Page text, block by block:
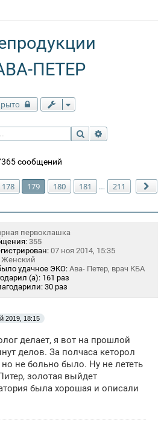
ПЕТЕР
Поиск
сообщений
178 179 180 181 … 211
первоклашка
355
07 ноя 2014, 15:35
Женский
удачное ЭКО: Ава- Петер, врач КБА
(а): 161 раз
30 раз
2019, 18:15
делает, я вот на прошлой
делов. За полчаса кеторол
не больно было. Ну не лететь
золотая выйдет
была хорошая и описали